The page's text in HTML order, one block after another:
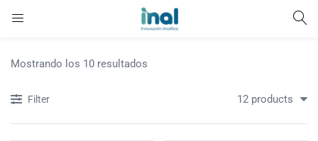
Mostrando los 10 resultados
Filter 12 products